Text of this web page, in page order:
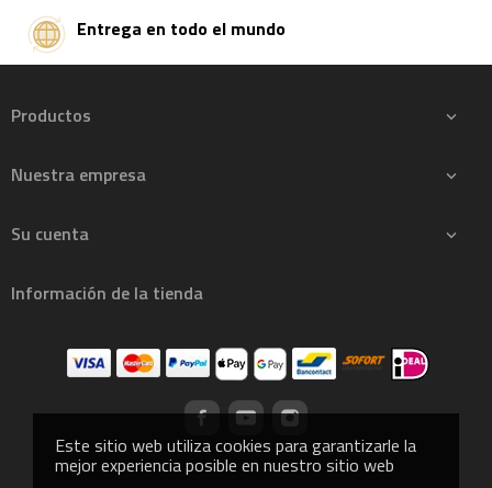
Este sitio web utiliza cookies para garantizarle la
mejor experiencia posible en nuestro sitio web
Entrega en todo el mundo
Productos 
Nuestra empresa 
Su cuenta 
Información de la tienda